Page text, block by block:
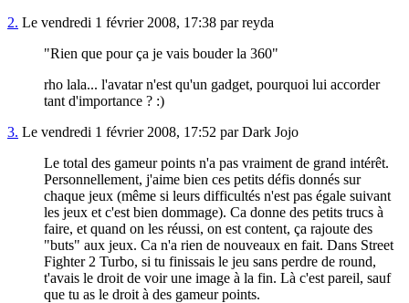
2. Le vendredi 1 février 2008, 17:38 par reyda
"Rien que pour ça je vais bouder la 360"
rho lala... l'avatar n'est qu'un gadget, pourquoi lui accorder
tant d'importance ? :)
3. Le vendredi 1 février 2008, 17:52 par Dark Jojo
Le total des gameur points n'a pas vraiment de grand intérêt.
Personnellement, j'aime bien ces petits défis donnés sur
chaque jeux (même si leurs difficultés n'est pas égale suivant
les jeux et c'est bien dommage). Ca donne des petits trucs à
faire, et quand on les réussi, on est content, ça rajoute des
"buts" aux jeux. Ca n'a rien de nouveaux en fait. Dans Street
Fighter 2 Turbo, si tu finissais le jeu sans perdre de round,
t'avais le droit de voir une image à la fin. Là c'est pareil, sauf
que tu as le droit à des gameur points.